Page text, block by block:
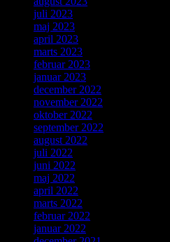
juli 2023
maj 2023
april 2023
marts 2023
februar 2023
januar 2023
december 2022
november 2022
oktober 2022
september 2022
august 2022
juli 2022
juni 2022
maj 2022
april 2022
marts 2022
februar 2022
januar 2022